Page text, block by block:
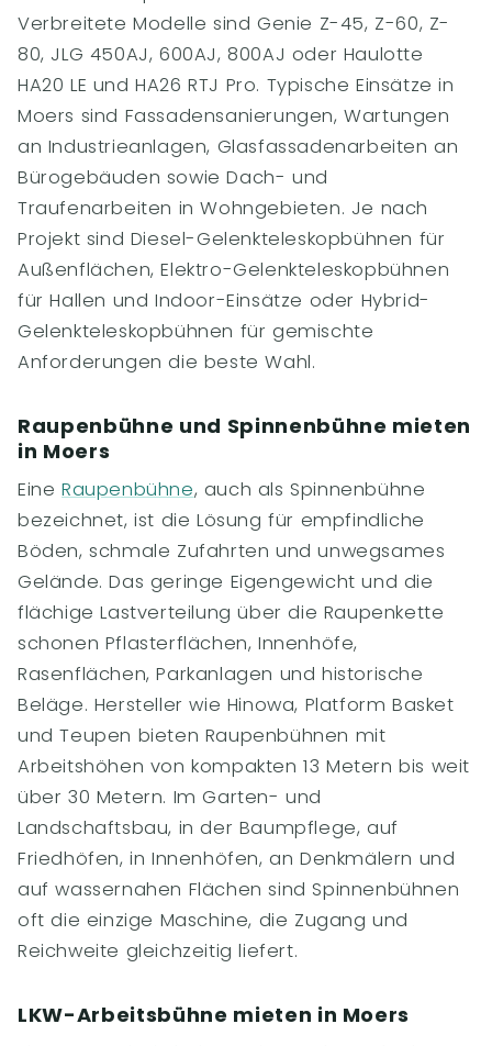
Verbreitete Modelle sind Genie Z-45, Z-60, Z-
80, JLG 450AJ, 600AJ, 800AJ oder Haulotte
HA20 LE und HA26 RTJ Pro. Typische Einsätze in
Moers sind Fassadensanierungen, Wartungen
an Industrieanlagen, Glasfassadenarbeiten an
Bürogebäuden sowie Dach- und
Traufenarbeiten in Wohngebieten. Je nach
Projekt sind Diesel-Gelenkteleskopbühnen für
Außenflächen, Elektro-Gelenkteleskopbühnen
für Hallen und Indoor-Einsätze oder Hybrid-
Gelenkteleskopbühnen für gemischte
Anforderungen die beste Wahl.
Raupenbühne und Spinnenbühne mieten
in Moers
Eine Raupenbühne, auch als Spinnenbühne
bezeichnet, ist die Lösung für empfindliche
Böden, schmale Zufahrten und unwegsames
Gelände. Das geringe Eigengewicht und die
flächige Lastverteilung über die Raupenkette
schonen Pflasterflächen, Innenhöfe,
Rasenflächen, Parkanlagen und historische
Beläge. Hersteller wie Hinowa, Platform Basket
und Teupen bieten Raupenbühnen mit
Arbeitshöhen von kompakten 13 Metern bis weit
über 30 Metern. Im Garten- und
Landschaftsbau, in der Baumpflege, auf
Friedhöfen, in Innenhöfen, an Denkmälern und
auf wassernahen Flächen sind Spinnenbühnen
oft die einzige Maschine, die Zugang und
Reichweite gleichzeitig liefert.
LKW-Arbeitsbühne mieten in Moers